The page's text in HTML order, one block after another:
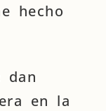
hecho
dan
en la